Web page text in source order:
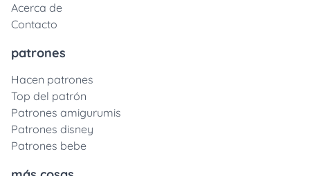
Acerca de
Contacto
patrones
Hacen patrones
Top del patrón
Patrones amigurumis
Patrones disney
Patrones bebe